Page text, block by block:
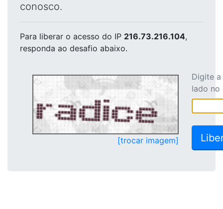
conosco.
Para liberar o acesso do IP 216.73.216.104,
responda ao desafio abaixo.
[trocar imagem]
Digite
lado no